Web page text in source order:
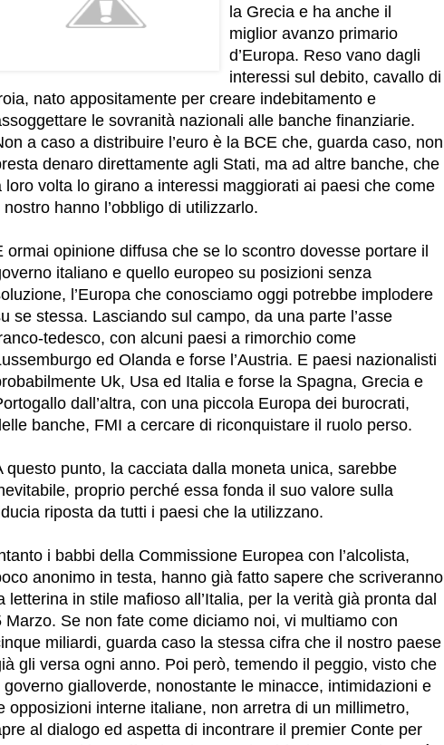
la Grecia e ha anche il
miglior avanzo primario
d’Europa. Reso vano dagli
interessi sul debito, cavallo di
nato appositamente per creare indebitamento e
le sovranità nazionali alle banche finanziarie.
a caso a distribuire l’euro è la BCE che, guarda caso, non
denaro direttamente agli Stati, ma ad altre banche, che
loro volta lo girano a interessi maggiorati ai paesi che come
nostro hanno l’obbligo di utilizzarlo.
ormai opinione diffusa che se lo scontro dovesse portare il
italiano e quello europeo su posizioni senza
l’Europa che conosciamo oggi potrebbe implodere
se stessa. Lasciando sul campo, da una parte l’asse
tedesco, con alcuni paesi a rimorchio come
ed Olanda e forse l’Austria. E paesi nazionalisti
Uk, Usa ed Italia e forse la Spagna, Grecia e
dall’altra, con una piccola Europa dei burocrati,
banche, FMI a cercare di riconquistare il ruolo perso.
questo punto, la cacciata dalla moneta unica, sarebbe
proprio perché essa fonda il suo valore sulla
riposta da tutti i paesi che la utilizzano.
i babbi della Commissione Europea con l’alcolista,
anonimo in testa, hanno già fatto sapere che scriveranno
letterina in stile mafioso all’Italia, per la verità già pronta dal
Marzo. Se non fate come diciamo noi, vi multiamo con
miliardi, guarda caso la stessa cifra che il nostro paese
gli versa ogni anno. Poi però, temendo il peggio, visto che
governo gialloverde, nonostante le minacce, intimidazioni e
opposizioni interne italiane, non arretra di un millimetro,
al dialogo ed aspetta di incontrare il premier Conte per